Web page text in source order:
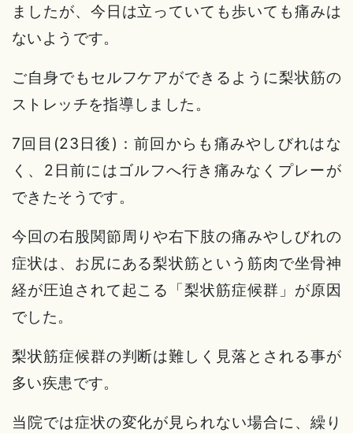
ましたが、今日は立っていても歩いても痛みは
ないようです。
ご自身でもセルフケアができるように梨状筋の
ストレッチを指導しました。
7回目(23日後)：前回からも痛みやしびれはな
く、2日前にはゴルフへ行き痛みなくプレーが
できたそうです。
今回の右股関節周りや右下肢の痛みやしびれの
症状は、お尻にある梨状筋という筋肉で坐骨神
経が圧迫されて起こる「梨状筋症候群」が原因
でした。
梨状筋症候群の判断は難しく見落とされる事が
多い疾患です。
当院では症状の変化が見られない場合に、繰り